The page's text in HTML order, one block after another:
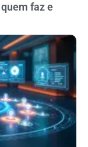
faz e